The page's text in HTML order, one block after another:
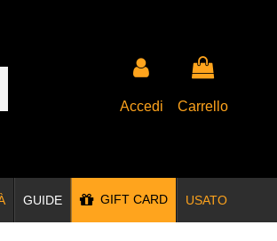
Accedi Carrello
GUIDE GIFT CARD USATO